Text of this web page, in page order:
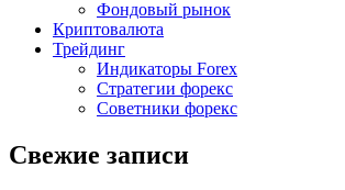
Фондовый рынок
Криптовалюта
Трейдинг
Индикаторы Forex
Стратегии форекс
Советники форекс
Свежие записи